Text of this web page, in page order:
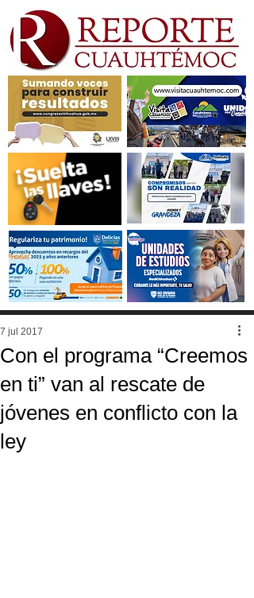
Con el programa “Creemos
en ti” van al rescate de
jóvenes en conflicto con la
ley
7 jul 2017